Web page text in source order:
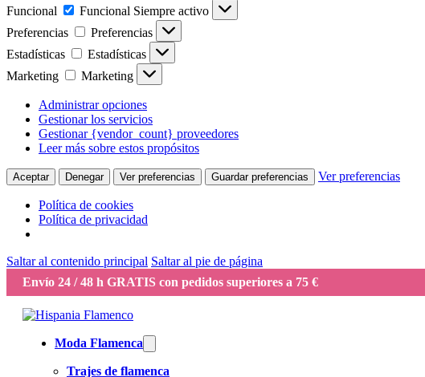
Funcional
Funcional Siempre activo
Preferencias
Preferencias
Estadísticas
Estadísticas
Marketing
Marketing
Administrar opciones
Gestionar los servicios
Gestionar {vendor_count} proveedores
Leer más sobre estos propósitos
Aceptar Denegar Ver preferencias Guardar preferencias Ver preferencias
Política de cookies
Política de privacidad
Saltar al contenido principal Saltar al pie de página
Envío 24 / 48 h GRATIS con pedidos superiores a 75 €
Moda Flamenca
Trajes de flamenca